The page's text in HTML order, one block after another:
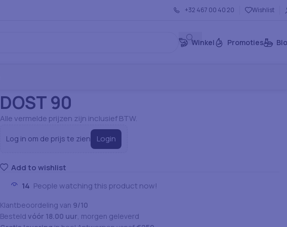
+32 467 00 40 20 Wishlist
Winkel Promoties
DOST 90
Alle vermelde prijzen zijn inclusief BTW.
Log in om de prijs te zien Login
Add to wishlist
14 People watching this product now!
Klantbeoordeling van 9/10
Besteld vóór 18.00 uur, morgen geleverd